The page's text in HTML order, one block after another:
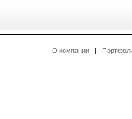
О компании|